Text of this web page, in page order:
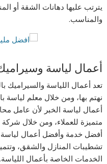
يترتب عليها دهانات الشقة أو
والمناسب.
أعمال لياسة
تعد أعمال اللياسة والسيراميك
نهتم بها، ومن خلال معلم
أعمال لياسة الخبر لأن عامل
متميزة للعملاء، ومن خلال
أفضل خدمة وأفضل أعمال لياسة
تشطيبات المنازل والشقق،
الخدمات الخاصة بأعمال اللياسة.